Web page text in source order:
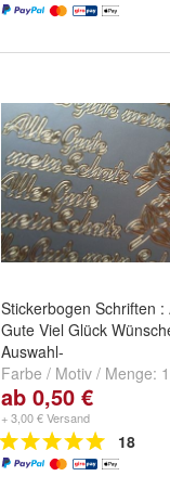
Stickerbogen Schriften :
Gute Viel Glück
Auswahl-
Farbe / Motiv / Menge:
Relief klar-gold
1P: 10: silber
ab 0,50 €
+ 3,00 € Versand
18